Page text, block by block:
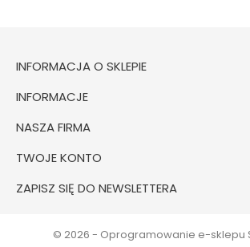
INFORMACJA O SKLEPIE
INFORMACJE
NASZA FIRMA
TWOJE KONTO
ZAPISZ SIĘ DO NEWSLETTERA
© 2026 - Oprogramowanie e-sklepu